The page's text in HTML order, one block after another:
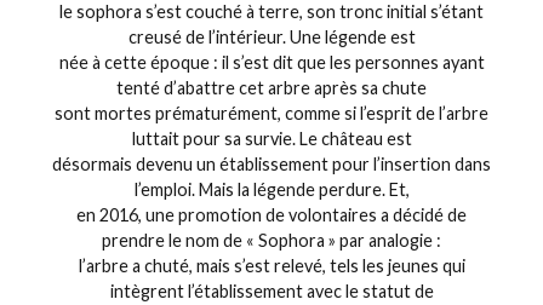
le sophora s’est couché à terre, son tronc initial s’étant
creusé de l’intérieur. Une légende est
née à cette époque : il s’est dit que les personnes ayant
tenté d’abattre cet arbre après sa chute
sont mortes prématurément, comme si l’esprit de l’arbre
luttait pour sa survie. Le château est
désormais devenu un établissement pour l’insertion dans
l’emploi. Mais la légende perdure. Et,
en 2016, une promotion de volontaires a décidé de
prendre le nom de « Sophora » par analogie :
l’arbre a chuté, mais s’est relevé, tels les jeunes qui
intègrent l’établissement avec le statut de